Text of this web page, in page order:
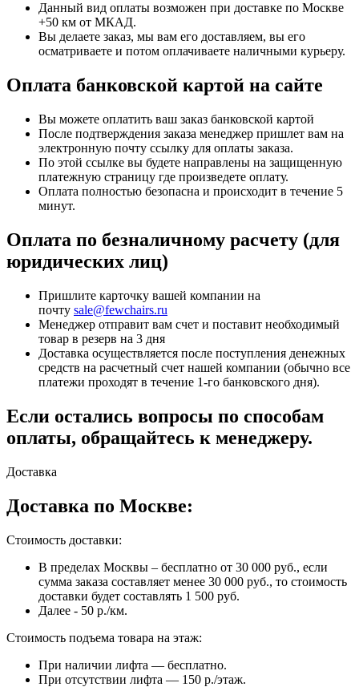
Данный вид оплаты возможен при доставке по Москве
+50 км от МКАД.
Вы делаете заказ, мы вам его доставляем, вы его
осматриваете и потом оплачиваете наличными курьеру.
Оплата банковской картой на сайте
Вы можете оплатить ваш заказ банковской картой
После подтверждения заказа менеджер пришлет вам на
электронную почту ссылку для оплаты заказа.
По этой ссылке вы будете направлены на защищенную
платежную страницу где произведете оплату.
Оплата полностью безопасна и происходит в течение 5
минут.
Оплата по безналичному расчету (для
юридических лиц)
Пришлите карточку вашей компании на
почту sale@fewchairs.ru
Менеджер отправит вам счет и поставит необходимый
товар в резерв на 3 дня
Доставка осуществляется после поступления денежных
средств на расчетный счет нашей компании (обычно все
платежи проходят в течение 1-го банковского дня).
Если остались вопросы по способам
оплаты, обращайтесь к менеджеру.
Доставка
Доставка по Москве:
Стоимость доставки:
В пределах Москвы – бесплатно от 30 000 руб., если
сумма заказа составляет менее 30 000 руб., то стоимость
доставки будет составлять 1 500 руб.
Далее - 50 р./км.
Стоимость подъема товара на этаж:
При наличии лифта — бесплатно.
При отсутствии лифта — 150 р./этаж.